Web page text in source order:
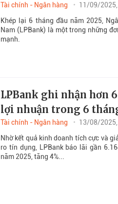
Tài chính - Ngân hàng
11/09/
Khép lại 6 tháng đầu năm 2025,
Nam (LPBank) là một trong những
mạnh.
LPBank ghi nhận hơn
lợi nhuận trong 6
Tài chính - Ngân hàng
13/08/
Nhờ kết quả kinh doanh tích cực và
ro tín dụng, LPBank báo lãi gần
năm 2025, tăng 4%...